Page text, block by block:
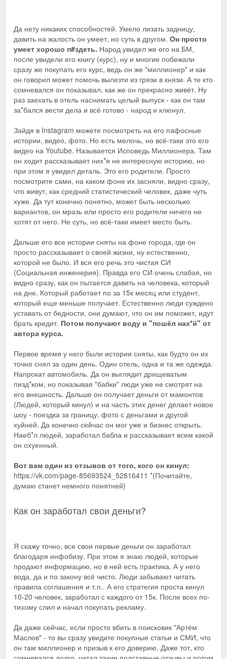
Да нету никаких способностей. Умело лизать задницу,
давить на жалость он умеет, но суть в другом. Он просто
умеет хорошо п#здеть. Народ увидел же его на БМ,
после увидели его книгу (курс), ну и многие побежали
сразу же покупать его курс, ведь он же "миллионер" и как
он говорил может помочь вылезти из грязи в князи. А те кто
сомневался он показывал, как же он прекрасно живёт. Ну
раз заехать в отель наснимать целый выпуск - как он там
за*бался вести дела и всё готово - народ и клюнул.
Зайдя в Instagram можете посмотреть на его пафосные
истории, видео, фото. Но есть мелочь, но всё-таки это его
видео на Youtube. Называется Исповедь Миллионера. Там
он ходит рассказывает них*я не интересную историю, но
при этом я увидел деталь. Это его родители. Просто
посмотрите сами, на каком фоне их засняли, видно сразу,
что живут, как средний статистический человек, даже чуть
хуже. Да тут конечно понятно, может быть несколько
вариантов, он мразь или просто его родители ничего не
хотят от него. Не суть, но всё-таки имеет место быть.
Дальше его все истории сняты на фоне города, где он
просто рассказывает о своей жизни, ну естественно,
которой не было. И вся его речь это чистая СИ
(Социальная инженерия). Правда его СИ очень слабая, но
видно сразу, как он пытается давить на человека, который
на дне. Который работает по за 15к месяц или студент,
который еще меньше получает. Естественно люди суждено
уставать от бедности, они думают, что он им поможет, идут
брать кредит. Потом получают воду и "пошёл нах*й" от
автора курса.
Первое время у него были истории сняты, как будто он их
точно снял за один день. Один отель, одна и та же одежда.
Напрокат автомобиль. Да он выглядит дрищеватым
пизд*ком, но показывая "бабки" люди уже не смотрят на
его внешность. Дальше он получает деньги от мамонтов
(Людей, который кинул) и на часть этих денег делает новое
шоу - поездка за границу, фото с деньгами и другой
хуйней. Да конечно сейчас он мог уже и бизнес открыть.
Наеб*л людей, заработал бабла и рассказывает всем какой
он охуенный.
Вот вам один из отзывов от того, кого он кинул:
https://vk.com/page-85693524_52816411 *(Почитайте,
думаю станет немного понятней)
Как он заработал свои деньги?
Я скажу точно, все свои первые деньги он заработал
благодаря инфобизу. При этом я знаю людей, которые
продают информацию, но в ней есть практика. А у него
вода, да и по закону всё чисто. Люди забывают читать
правила соглашения и т.п.. А его стратегия проста кинул
10-20 человек, заработал с каждого от 15к. После всех по-
тихому слил и начал покупать рекламу.
Да даже сейчас, если просто вбить в поисковик "Артём
Маслов" - то вы сразу увидите покупные статьи и СМИ, что
он там миллионер и призыв к его доверию. Даже тот, кто